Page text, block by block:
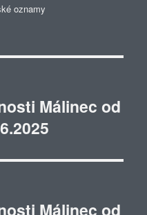
oznamy
Málinec od
Málinec od